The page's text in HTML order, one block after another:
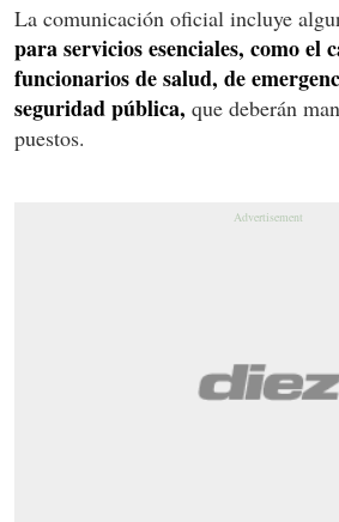
La comunicación oficial incluye
para servicios esenciales, como el
funcionarios de salud, de
seguridad pública, que deberán
puestos.